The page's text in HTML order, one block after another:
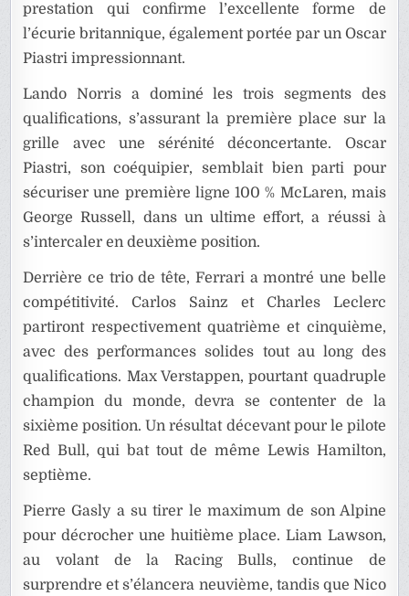
prestation qui confirme l’excellente forme de
l’écurie britannique, également portée par un Oscar
Piastri impressionnant.
Lando Norris a dominé les trois segments des
qualifications, s’assurant la première place sur la
grille avec une sérénité déconcertante. Oscar
Piastri, son coéquipier, semblait bien parti pour
sécuriser une première ligne 100 % McLaren, mais
George Russell, dans un ultime effort, a réussi à
s’intercaler en deuxième position.
Derrière ce trio de tête, Ferrari a montré une belle
compétitivité. Carlos Sainz et Charles Leclerc
partiront respectivement quatrième et cinquième,
avec des performances solides tout au long des
qualifications. Max Verstappen, pourtant quadruple
champion du monde, devra se contenter de la
sixième position. Un résultat décevant pour le pilote
Red Bull, qui bat tout de même Lewis Hamilton,
septième.
Pierre Gasly a su tirer le maximum de son Alpine
pour décrocher une huitième place. Liam Lawson,
au volant de la Racing Bulls, continue de
surprendre et s’élancera neuvième, tandis que Nico